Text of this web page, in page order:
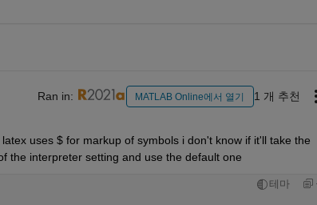
Ran in: MATLAB Online에서 열기 1 개 추천
uses $ for markup of symbols i don't know if it'll take the
the interpreter setting and use the default one
테마